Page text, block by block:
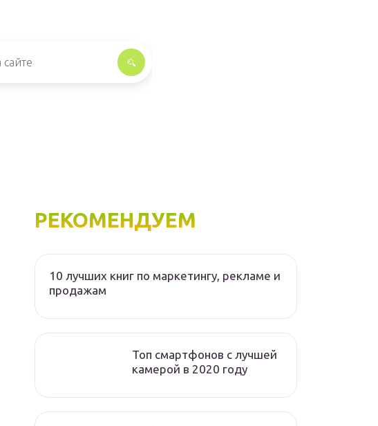
РЕКОМЕНДУЕМ
10 лучших книг по маркетингу, рекламе и
продажам
Топ смартфонов с лучшей
камерой в 2020 году